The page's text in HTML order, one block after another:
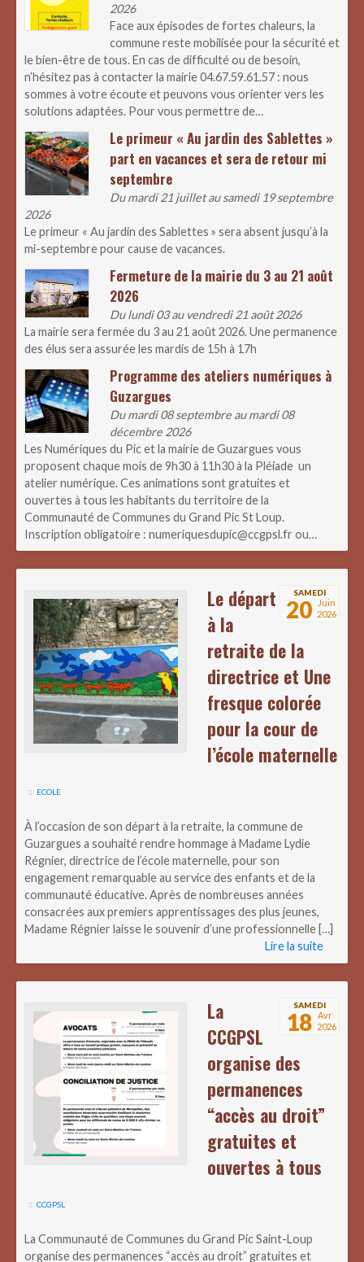
2026
Face aux épisodes de fortes chaleurs, la
commune reste mobilisée pour la sécurité et
le bien-être de tous. En cas de difficulté ou de besoin,
n’hésitez pas à contacter la mairie 04.67.59.61.57 : nous
sommes à votre écoute et peuvons vous orienter vers les
solutions adaptées. Pour vous permettre de…
Le primeur « Au jardin des Sablettes »
part en vacances et sera de retour mi
septembre
Du mardi 21 juillet au samedi 19 septembre
2026
Le primeur « Au jardin des Sablettes » sera absent jusqu’à la
mi-septembre pour cause de vacances.
Fermeture de la mairie du 3 au 21 août
2026
Du lundi 03 au vendredi 21 août 2026
La mairie sera fermée du 3 au 21 août 2026. Une permanence
des élus sera assurée les mardis de 15h à 17h
Programme des ateliers numériques à
Guzargues
Du mardi 08 septembre au mardi 08
décembre 2026
Les Numériques du Pic et la mairie de Guzargues vous
proposent chaque mois de 9h30 à 11h30 à la Pléiade un
atelier numérique. Ces animations sont gratuites et
ouvertes à tous les habitants du territoire de la
Communauté de Communes du Grand Pic St Loup.
Inscription obligatoire : numeriquesdupic@ccgpsl.fr ou…
SAMEDI
20
Juin
2026
Le départ
à la
retraite de la
directrice et Une
fresque colorée
pour la cour de
l’école maternelle
ECOLE
À l’occasion de son départ à la retraite, la commune de
Guzargues a souhaité rendre hommage à Madame Lydie
Régnier, directrice de l’école maternelle, pour son
engagement remarquable au service des enfants et de la
communauté éducative. Après de nombreuses années
consacrées aux premiers apprentissages des plus jeunes,
Madame Régnier laisse le souvenir d’une professionnelle […]
Lire la suite
SAMEDI
18
Avr
2026
La
CCGPSL
organise des
permanences
“accès au droit”
gratuites et
ouvertes à tous
CCGPSL
La Communauté de Communes du Grand Pic Saint-Loup
organise des permanences “accès au droit” gratuites et